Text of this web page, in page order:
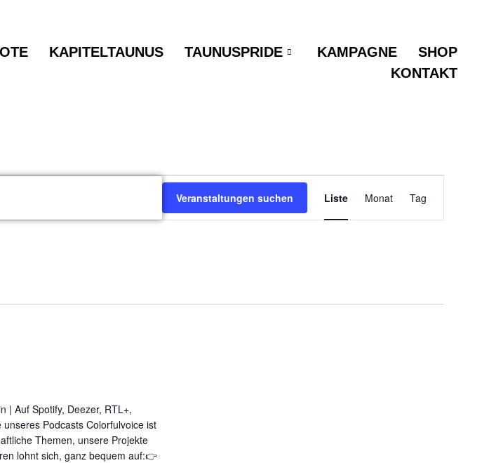
KAPITELTAUNUS TAUNUSPRIDE KAMPAGNE
SHOP
KONTAKT
Veranstaltungen suchen
Ansichten-
Liste Monat Tag
| Auf Spotify, Deezer, RTL+,
Podcasts Colorfulvoice ist
Themen, unsere Projekte
lohnt sich, ganz bequem auf:👉